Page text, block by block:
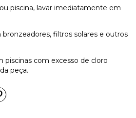
piscina, lavar imediatamente em
filtros solares e outros
piscinas com excesso de cloro
peça.